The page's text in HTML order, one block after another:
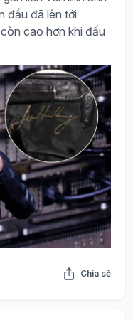
đầu đã lên tới
cao hơn khi đấu
Chia sẻ